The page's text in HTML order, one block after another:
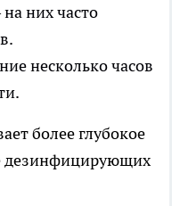
них часто
несколько часов
более глубокое
дезинфицирующих